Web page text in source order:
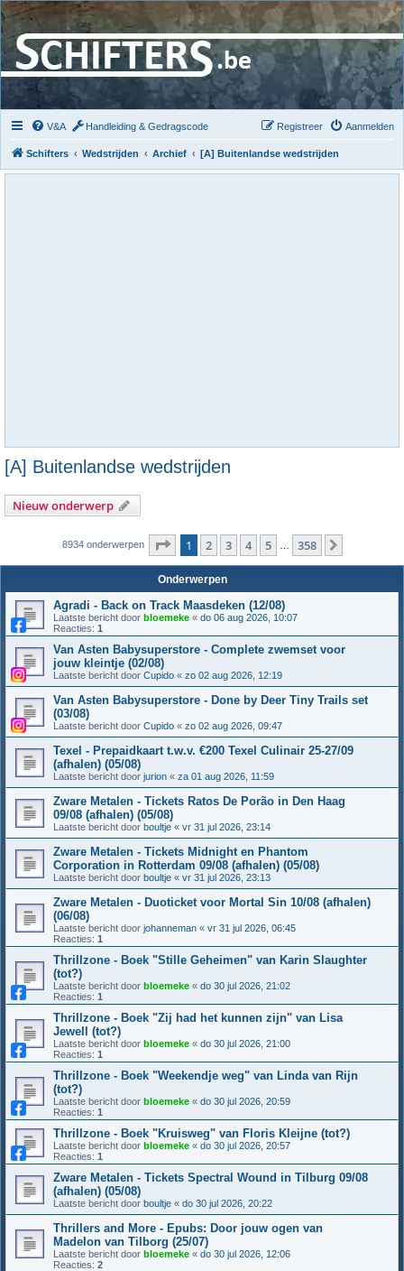
V&A Handleiding & Gedragscode Aanmelden
Registreer
Schifters Wedstrijden Archief [A] Buitenlandse wedstrijden
[A] Buitenlandse wedstrijden
Nieuw onderwerp
8934 onderwerpen Pagina van 358
1 2 3 4 5 358
Onderwerpen
Agradi - Back on Track Maasdeken (12/08)
Laatste bericht door bloemeke « do 06 aug 2026, 10:07
Reacties: 1
Van Asten Babysuperstore - Complete zwemset voor
jouw kleintje (02/08)
Laatste bericht door Cupido « zo 02 aug 2026, 12:19
Van Asten Babysuperstore - Done by Deer Tiny Trails set
(03/08)
Laatste bericht door Cupido « zo 02 aug 2026, 09:47
Texel - Prepaidkaart t.w.v. €200 Texel Culinair 25-27/09
(afhalen) (05/08)
Laatste bericht door jurion « za 01 aug 2026, 11:59
Zware Metalen - Tickets Ratos De Porão in Den Haag
09/08 (afhalen) (05/08)
Laatste bericht door boultje « vr 31 jul 2026, 23:14
Zware Metalen - Tickets Midnight en Phantom
Corporation in Rotterdam 09/08 (afhalen) (05/08)
Laatste bericht door boultje « vr 31 jul 2026, 23:13
Zware Metalen - Duoticket voor Mortal Sin 10/08 (afhalen)
(06/08)
Laatste bericht door johanneman « vr 31 jul 2026, 06:45
Reacties: 1
Thrillzone - Boek "Stille Geheimen" van Karin Slaughter
(tot?)
Laatste bericht door bloemeke « do 30 jul 2026, 21:02
Reacties: 1
Thrillzone - Boek "Zij had het kunnen zijn" van Lisa
Jewell (tot?)
Laatste bericht door bloemeke « do 30 jul 2026, 21:00
Reacties: 1
Thrillzone - Boek "Weekendje weg" van Linda van Rijn
(tot?)
Laatste bericht door bloemeke « do 30 jul 2026, 20:59
Reacties: 1
Thrillzone - Boek "Kruisweg" van Floris Kleijne (tot?)
Laatste bericht door bloemeke « do 30 jul 2026, 20:57
Reacties: 1
Zware Metalen - Tickets Spectral Wound in Tilburg 09/08
(afhalen) (05/08)
Laatste bericht door boultje « do 30 jul 2026, 20:22
Thrillers and More - Epubs: Door jouw ogen van
Madelon van Tilborg (25/07)
Laatste bericht door bloemeke « do 30 jul 2026, 12:06
Reacties: 2